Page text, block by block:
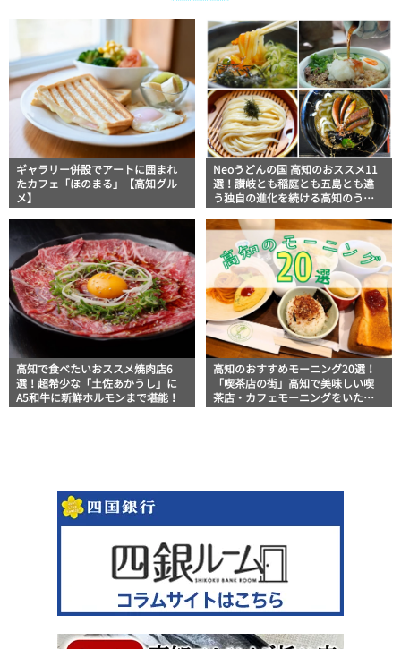
ギャラリー併設でアートに囲まれ
たカフェ「ほのまる」【高知グル
メ】
Neoうどんの国 高知のおススメ11
選！讃岐とも稲庭とも五島とも違
う独自の進化を続ける高知のうど
高知で食べたいおススメ焼肉店6
選！超希少な「土佐あかうし」に
A5和牛に新鮮ホルモンまで堪能！
高知のおすすめモーニング20選！
「喫茶店の街」高知で美味しい喫
茶店・カフェモーニングをいただ